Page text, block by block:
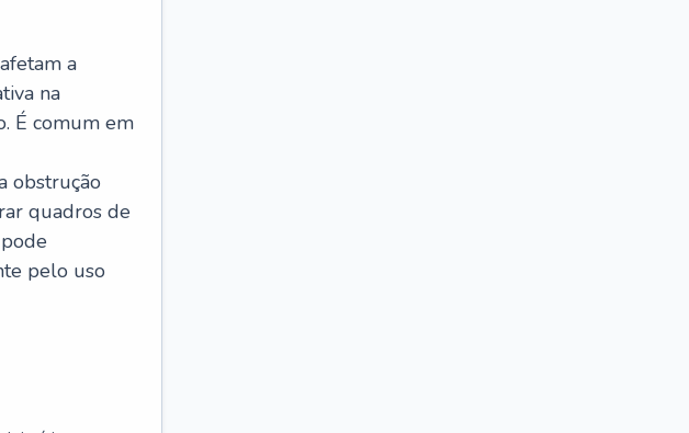
a
na
É comum em
obstrução
quadros de
pelo uso